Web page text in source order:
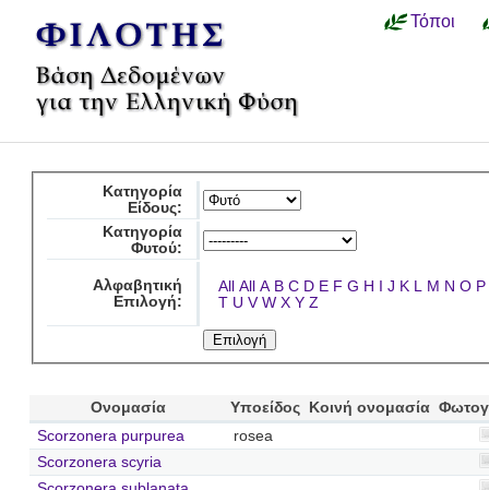
Τόποι
Κατηγορία
Είδους:
Κατηγορία
Φυτού:
Αλφαβητική
Επιλογή:
All All A B C D E F G H I J K L M N O P
T U V W X Y Z
Ονομασία Υποείδος Κοινή ονομασία
Scorzonera purpurea
rosea
Scorzonera scyria